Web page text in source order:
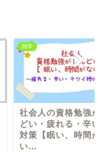
雑学
社会人の資格勉強が
どい・疲れる・辛い
対策【眠い、時間が
い...